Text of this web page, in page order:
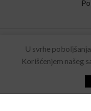
U svrhe
Korišćenjem našeg